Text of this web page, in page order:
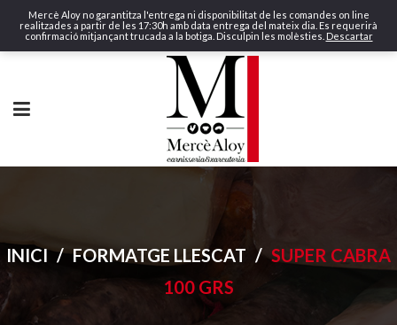
Mercè Aloy no garantitza l'entrega ni disponibilitat de les comandes on line
realitzades a partir de les 17:30h amb data entrega del mateix dia. Es requerirà
confirmació mitjançant trucada a la botiga. Disculpin les molèsties. Descartar
INICI / FORMATGE LLESCAT / SUPER CABRA
100 GRS